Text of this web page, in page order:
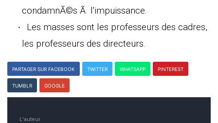
condamnÃ©s Ã l'impuissance.
Les masses sont les professeurs des cadres,
les professeurs des directeurs.
PARTAGER SUR FACEBOOK TWITTER WHATSAPP PINTEREST
TUMBLR GOOGLE
L'auteur